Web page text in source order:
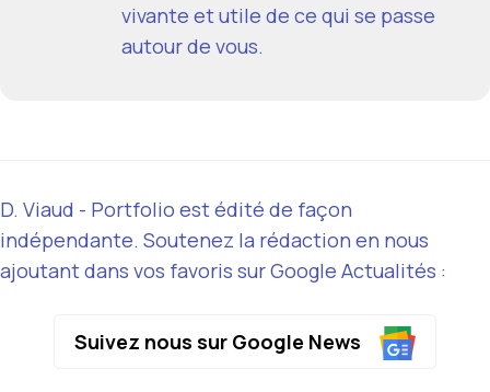
vivante et utile de ce qui se passe
autour de vous.
D. Viaud - Portfolio est édité de façon
indépendante. Soutenez la rédaction en nous
ajoutant dans vos favoris sur Google Actualités :
Suivez nous sur Google News